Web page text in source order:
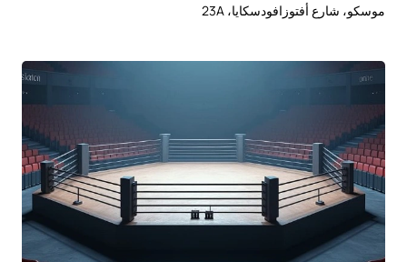
موسكو، شارع أفتوزافودسكايا، 23A